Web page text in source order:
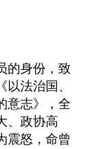
的身份，致
法治国、
意志》，全
、政协高
震怒，命曾